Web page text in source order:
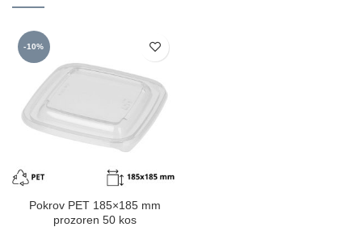
-10%
Pokrov PET 185×185 mm
prozoren 50 kos